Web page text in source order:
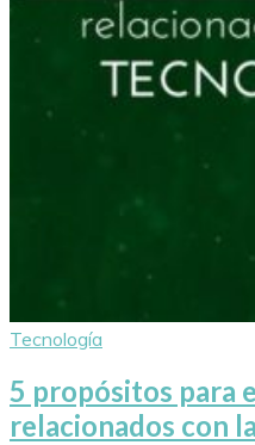
Tecnología
5 propósitos para
relacionados con